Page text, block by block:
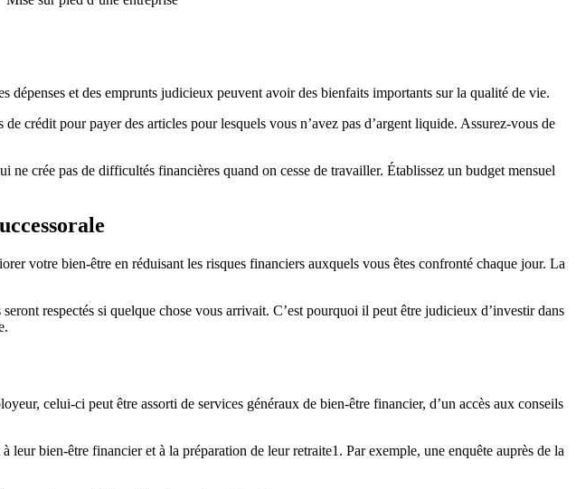
dépenses et des emprunts judicieux peuvent avoir des bienfaits importants sur la qualité de vie.
crédit pour payer des articles pour lesquels vous n’avez pas d’argent liquide. Assurez-vous de
crée pas de difficultés financières quand on cesse de travailler. Établissez un budget mensuel
votre bien-être en réduisant les risques financiers auxquels vous êtes confronté chaque jour. La
seront respectés si quelque chose vous arrivait. C’est pourquoi il peut être judicieux d’investir dans
celui-ci peut être assorti de services généraux de bien-être financier, d’un accès aux conseils
bien-être financier et à la préparation de leur retraite1. Par exemple, une enquête auprès de la